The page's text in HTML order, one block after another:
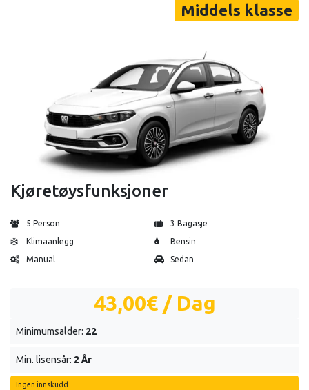
Middels klasse
Kjøretøysfunksjoner
5 Person
3 Bagasje
Klimaanlegg
Bensin
Manual
Sedan
43,00€/ Dag
Minimumsalder: 22
Min. lisensår: 2 År
Ingen innskudd